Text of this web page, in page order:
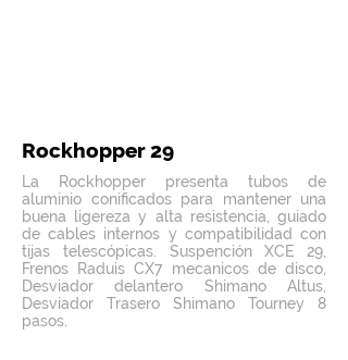
Rockhopper 29
La Rockhopper presenta tubos de
aluminio conificados para mantener una
buena ligereza y alta resistencia, guiado
de cables internos y compatibilidad con
tijas telescópicas. Suspención XCE 29,
Frenos Raduis CX7 mecanicos de disco,
Desviador delantero Shimano Altus,
Desviador Trasero Shimano Tourney 8
pasos.